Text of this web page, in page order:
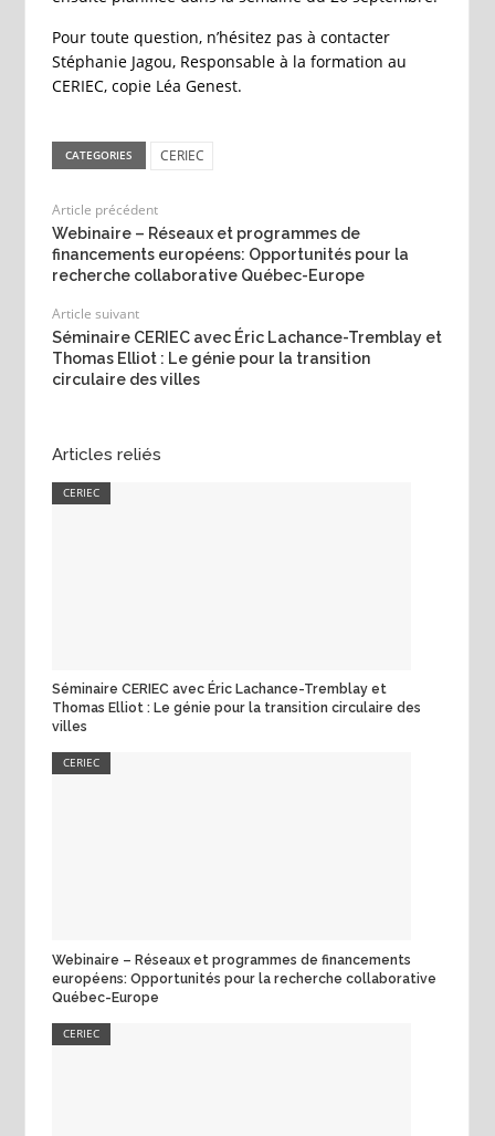
Pour toute question, n’hésitez pas à contacter
Stéphanie Jagou, Responsable à la formation au
CERIEC, copie Léa Genest.
CATEGORIES CERIEC
Article précédent
Webinaire – Réseaux et programmes de
financements européens: Opportunités pour la
recherche collaborative Québec-Europe
Article suivant
Séminaire CERIEC avec Éric Lachance-Tremblay et
Thomas Elliot : Le génie pour la transition
circulaire des villes
Articles reliés
CERIEC
Séminaire CERIEC avec Éric Lachance-Tremblay et
Thomas Elliot : Le génie pour la transition circulaire des
villes
CERIEC
Webinaire – Réseaux et programmes de financements
européens: Opportunités pour la recherche collaborative
Québec-Europe
CERIEC